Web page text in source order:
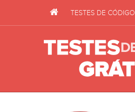
TESTES DE CÓDIGO